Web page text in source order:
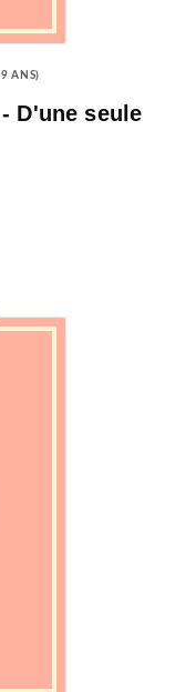
9 ANS)
D'une seule